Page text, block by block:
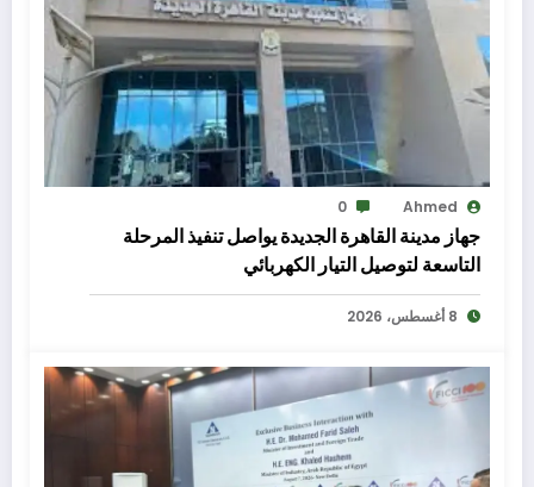
Ahmed
0
جهاز مدينة القاهرة الجديدة يواصل تنفيذ المرحلة
التاسعة لتوصيل التيار الكهربائي
8 أغسطس، 2026